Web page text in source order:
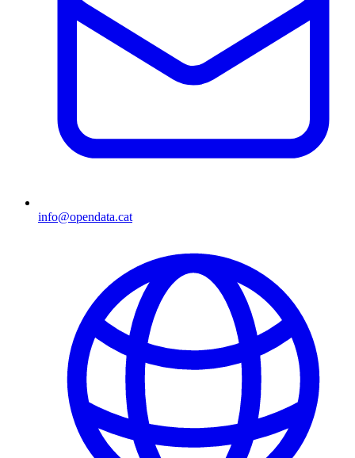
info@opendata.cat